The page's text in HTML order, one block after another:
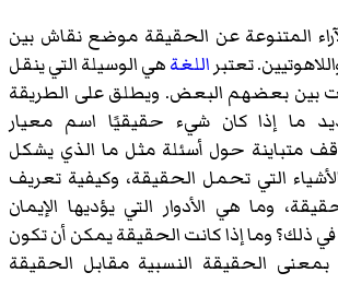
المتنوعة عن الحقيقة موضع نقاش بين
تعتبر اللغةهي الوسيلة التي ينقل
بين بعضهم البعض. ويطلق على الطريقة
ما إذا كان شيء حقيقيًا اسم معيار
متباينة حول أسئلة مثل ما الذي يشكل
التي تحمل الحقيقة، وكيفية تعريف
وما هي الأدوار التي يؤديها الإيمان
في ذلك؟ وما إذا كانت الحقيقة يمكن أن تكون
الحقيقة النسبية مقابل الحقيقة